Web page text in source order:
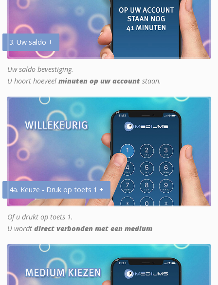
3. Uw saldo +
Uw saldo bevestiging.
U hoort hoeveel minuten op uw account staan.
4a. Keuze - Druk op toets 1 +
Of u drukt op toets 1.
U wordt direct verbonden met een medium